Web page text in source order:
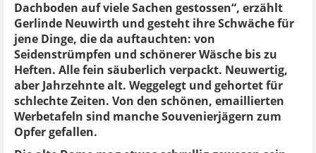
Dachboden auf viele Sachen gestossen“, erzählt
Gerlinde Neuwirth und gesteht ihre Schwäche für
jene Dinge, die da auftauchten: von
Seidenstrümpfen und schönerer Wäsche bis zu
Heften. Alle fein säuberlich verpackt. Neuwertig,
aber Jahrzehnte alt. Weggelegt und gehortet für
schlechte Zeiten. Von den schönen, emaillierten
Werbetafeln sind manche Souvenierjägern zum
Opfer gefallen.